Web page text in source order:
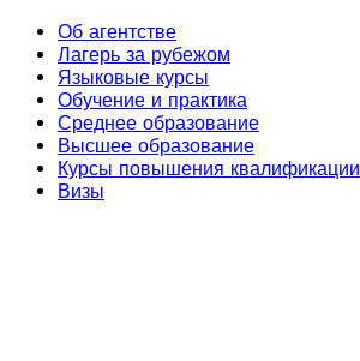
Об агентстве
Лагерь за рубежом
Языковые курсы
Обучение и практика
Среднее образование
Высшее образование
Курсы повышения квалификации
Визы